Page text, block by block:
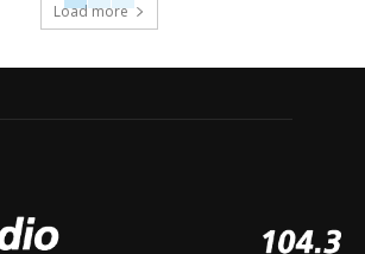
Load more